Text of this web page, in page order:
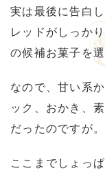
実は最後に告白
レッドがしっか
の候補お菓子を
なので、甘い系
ック、おかき、
だったのですが。
ここまでしょっ